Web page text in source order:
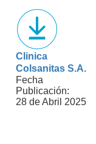
Clinica
Colsanitas S.A.
Fecha
Publicación:
28 de Abril 2025